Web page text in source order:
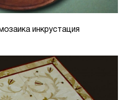
инкрустация